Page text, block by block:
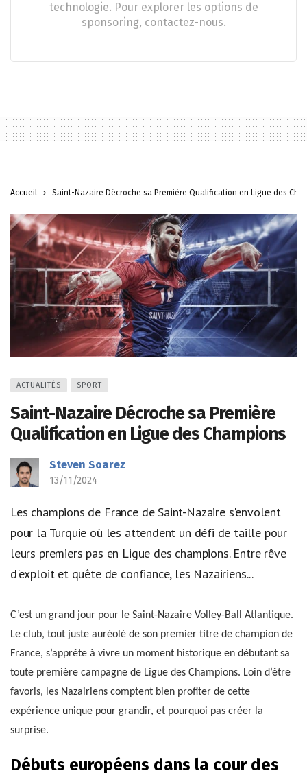
technologie. Pour explorer les options de
sponsoring, contactez-nous.
Accueil Saint-Nazaire Décroche sa Première Qualification en Ligue des
ACTUALITÉS SPORT
Saint-Nazaire Décroche sa Première
Qualification en Ligue des Champions
Steven Soarez
13/11/2024
Les champions de France de Saint-Nazaire s'envolent
pour la Turquie où les attendent un défi de taille pour
leurs premiers pas en Ligue des champions. Entre rêve
d'exploit et quête de confiance, les Nazairiens...
C’est un grand jour pour le Saint-Nazaire Volley-Ball Atlantique.
Le club, tout juste auréolé de son premier titre de champion de
France, s’apprête à vivre un moment historique en débutant sa
toute première campagne de Ligue des Champions. Loin d’être
favoris, les Nazairiens comptent bien profiter de cette
expérience unique pour grandir, et pourquoi pas créer la
surprise.
Débuts européens dans la cour des